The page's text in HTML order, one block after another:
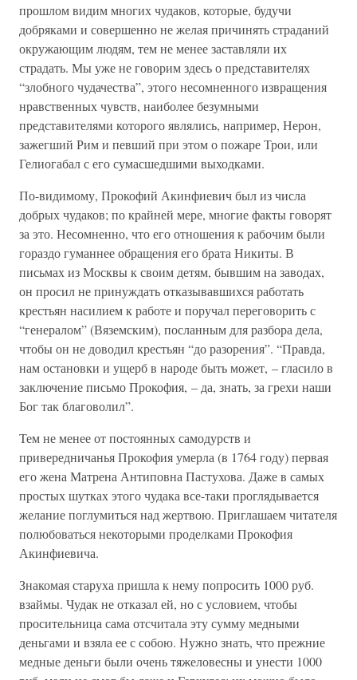
прошлом видим многих чудаков, которые, будучи
добряками и совершенно не желая причинять страданий
окружающим людям, тем не менее заставляли их
страдать. Мы уже не говорим здесь о представителях
“злобного чудачества”, этого несомненного извращения
нравственных чувств, наиболее безумными
представителями которого являлись, например, Нерон,
зажегший Рим и певший при этом о пожаре Трои, или
Гелиогабал с его сумасшедшими выходками.
По-видимому, Прокофий Акинфиевич был из числа
добрых чудаков; по крайней мере, многие факты говорят
за это. Несомненно, что его отношения к рабочим были
гораздо гуманнее обращения его брата Никиты. В
письмах из Москвы к своим детям, бывшим на заводах,
он просил не принуждать отказывавшихся работать
крестьян насилием к работе и поручал переговорить с
“генералом” (Вяземским), посланным для разбора дела,
чтобы он не доводил крестьян “до разорения”. “Правда,
нам остановки и ущерб в народе быть может, – гласило в
заключение письмо Прокофия, – да, знать, за грехи наши
Бог так благоволил”.
Тем не менее от постоянных самодурств и
привередничанья Прокофия умерла (в 1764 году) первая
его жена Матрена Антиповна Пастухова. Даже в самых
простых шутках этого чудака все-таки проглядывается
желание поглумиться над жертвою. Приглашаем читателя
полюбоваться некоторыми проделками Прокофия
Акинфиевича.
Знакомая старуха пришла к нему попросить 1000 руб.
взаймы. Чудак не отказал ей, но с условием, чтобы
просительница сама отсчитала эту сумму медными
деньгами и взяла ее с собою. Нужно знать, что прежние
медные деньги были очень тяжеловесны и унести 1000